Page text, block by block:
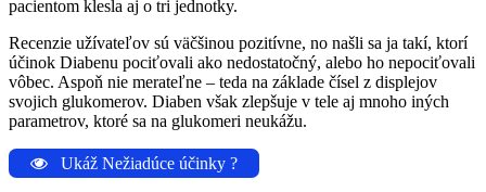
pacientom klesla aj o tri jednotky.
Recenzie užívateľov sú väčšinou pozitívne, no našli sa ja takí, ktorí
účinok Diabenu pociťovali ako nedostatočný, alebo ho nepociťovali
vôbec. Aspoň nie merateľne – teda na základe čísel z displejov
svojich glukomerov. Diaben však zlepšuje v tele aj mnoho iných
parametrov, ktoré sa na glukomeri neukážu.
Ukáž Nežiadúce účinky ?